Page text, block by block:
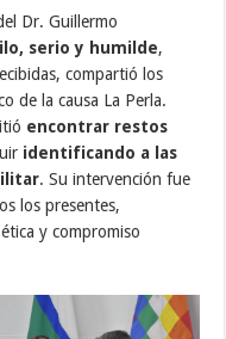
Dr. Guillermo
serio y humilde,
compartió los
de la causa La Perla.
encontrar restos
identificando a las
. Su intervención fue
los presentes,
y compromiso